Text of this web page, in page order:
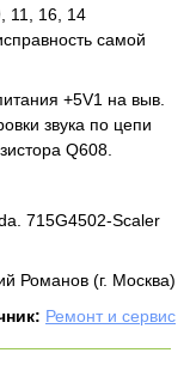
11, 16, 14
самой
+5V1 на выв.
звука по цепи
Q608.
715G4502-Scaler
Романов (г. Москва)
Ремонт и сервис